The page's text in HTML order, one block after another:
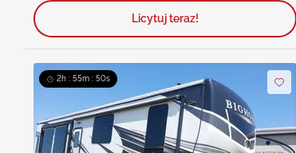
Licytuj teraz!
2h : 55m : 49s